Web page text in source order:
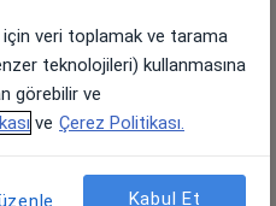
için veri toplamak ve tarama
teknolojileri) kullanmasına
görebilir ve
ve Çerez Politikası.
Kabul Et